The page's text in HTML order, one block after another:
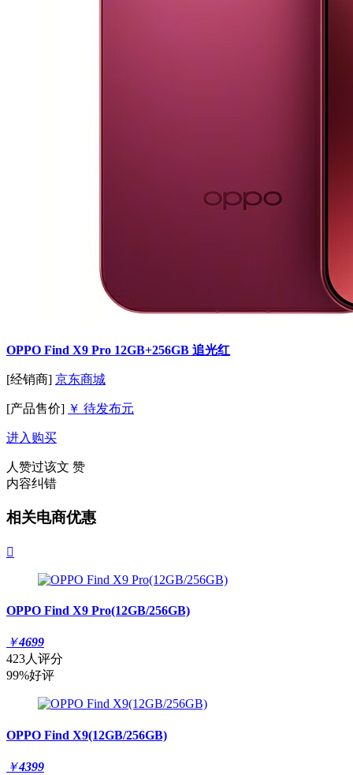
OPPO Find X9 Pro 12GB+256GB 追光红
[经销商] 京东商城
[产品售价] ￥ 待发布元
进入购买
人赞过该文 赞
内容纠错
相关电商优惠

OPPO Find X9 Pro(12GB/256GB)
￥4699
423人评分
99%好评
OPPO Find X9(12GB/256GB)
￥4399